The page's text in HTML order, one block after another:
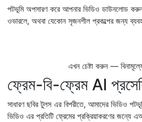
পটভূমি অপসারণ করে আপনার ভিডিও ডাউনলোড
ওভারলে, অথবা যেকোন সৃজনশীল প্রকল্পের জন্য
এখন চেষ্টা করুন —
ফ্রেম-বি-ফ্রেম AI
সাধারণ ছবির টুলস এর বিপরীতে, আমাদের ভিডিও
ভিডিও এর প্রতিটি ফ্রেমের প্রক্রিয়াকরণের জন্যে